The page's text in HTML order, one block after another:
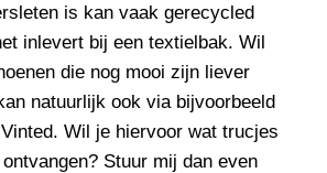
is kan vaak gerecycled
inlevert bij een textielbak. Wil
die nog mooi zijn liever
natuurlijk ook via bijvoorbeeld
Wil je hiervoor wat trucjes
Stuur mij dan even